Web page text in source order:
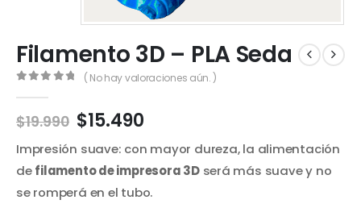
Filamento 3D – PLA Seda
( No hay valoraciones aún. )
$19.990 El
original
era:
$19.990.
$15.490El
actual
es:
$15.490.
Impresión suave: con mayor dureza, la alimentación
defilamento de impresora 3Dserá más suave y no
se romperá en el tubo.